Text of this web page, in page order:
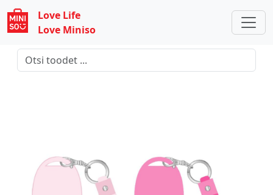
Love Life
Love Miniso